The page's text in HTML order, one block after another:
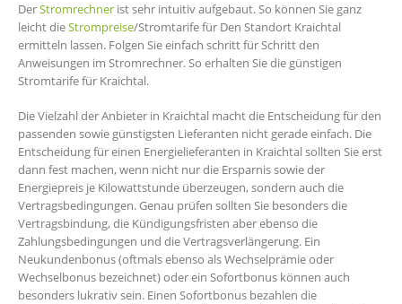
DerStromrechner ist sehr intuitiv aufgebaut. So können Sie ganz
leicht dieStrompreise/Stromtarife für Den Standort Kraichtal
ermitteln lassen. Folgen Sie einfach schritt für Schritt den
Anweisungen im Stromrechner. So erhalten Sie die günstigen
Stromtarife für Kraichtal.
Die Vielzahl der Anbieter in Kraichtal macht die Entscheidung für den
passenden sowie günstigsten Lieferanten nicht gerade einfach. Die
Entscheidung für einen Energielieferanten in Kraichtal sollten Sie erst
dann fest machen, wenn nicht nur die Ersparnis sowie der
Energiepreis je Kilowattstunde überzeugen, sondern auch die
Vertragsbedingungen. Genau prüfen sollten Sie besonders die
Vertragsbindung, die Kündigungsfristen aber ebenso die
Zahlungsbedingungen und die Vertragsverlängerung. Ein
Neukundenbonus (oftmals ebenso als Wechselprämie oder
Wechselbonus bezeichnet) oder ein Sofortbonus können auch
besonders lukrativ sein. Einen Sofortbonus bezahlen die